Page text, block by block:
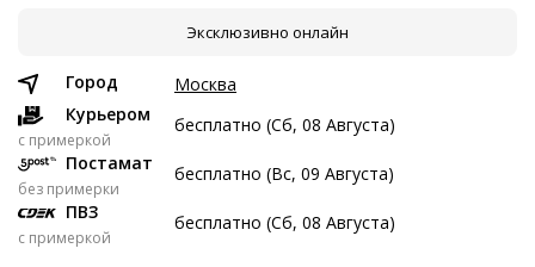
20 авг
3 сен
Без переплат
Долями
Разделите стоимость покупки
Заплатите сейчас только часть, а оставшееся будем
Эксклюзивно онлайн
Город
Москва
Курьером
c примеркой
бесплатно (Сб, 08 Августа)
Постамат
без примерки
бесплатно (Вс, 09 Августа)
ПВЗ
с примеркой
бесплатно (Сб, 08 Августа)